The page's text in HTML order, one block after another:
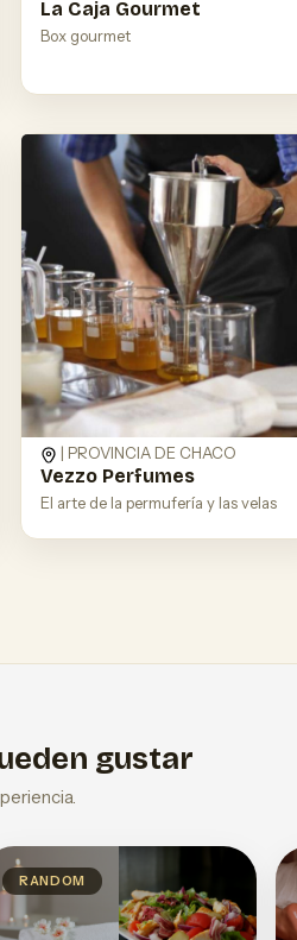
La Caja Gourmet
Box gourmet
| PROVINCIA DE CHACO
Vezzo Perfumes
El arte de la permufería y las velas
gustar
RANDOM